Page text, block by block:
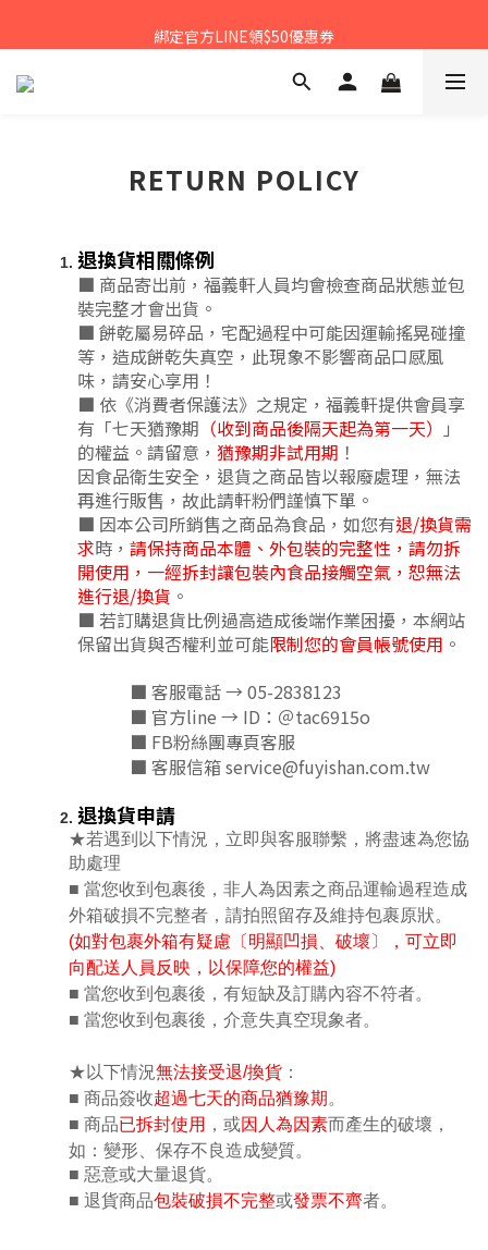
𝙉𝙀𝙒中秋禮盒早鳥預購享優惠!!
綁定官方LINE領$50優惠券
𝙉𝙀𝙒新朋友來報到～大寶礁蒜香新登場
RETURN POLICY
退換貨相關條例
■ 商品寄出前，福義軒人員均會檢查商品狀態並包
裝完整才會出貨。
■ 餅乾屬易碎品，宅配過程中可能因運輸搖晃碰撞
等，造成餅乾失真空，此現象不影響商品口感風
味，請安心享用！
■ 依《消費者保護法》之規定，福義軒提供會員享
有「七天猶豫期 （收到商品後隔天起為第一天）
」
的權益。請留意， 猶豫期非試用期 ！
因食品衛生安全，退貨之商品皆以報廢處理，無法
再進行販售，故此請軒粉們謹慎下單。
■ 因本公司所銷售之商品為食品，如您有退/換貨需
求時， 請保持商品本體、外包裝的完整性，請勿拆
開使用，一經拆封讓包裝內食品接觸空氣，恕無法
進行退/換貨 。
■ 若訂購退貨比例過高造成後端作業困擾，本網站
保留出貨與否權利並可能限制您的會員帳號使用 。
■ 客服電話 → 05-2838123
■ 官方line → ID：＠tac6915o
■ FB粉絲團專頁客服
■ 客服信箱 service@fuyishan.com.tw
退換貨申請
★若遇到以下情況，立即與客服聯繫，將盡速為您協
助處理
■ 當您收到包裹後，非人為因素之商品運輸過程造成
外箱破損不完整者，請拍照留存及維持包裹原狀。
(如對包裹外箱有疑慮〔明顯凹損、破壞〕，可立即
向配送人員反映，以保障您的權益)
■ 當您收到包裹後，有短缺及訂購內容不符者。
■ 當您收到包裹後，介意失真空現象者。
★以下情況無法接受退/換貨 ：
■ 商品簽收超過七天的商品猶豫期 。
■ 商品已拆封使用 ，或因人為因素而產生的破壞，
如：變形、保存不良造成變質。
■ 惡意或大量退貨。
■ 退貨商品包裝破損不完整或發票不齊者。